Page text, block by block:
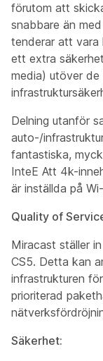
förutom att
snabbare än
tenderar att vara
ett extra
media) utöver de
Delning utanför
auto-/
fantastiska,
InteE Att 4k-
är inställda på
Quality of
Miracast ställer
CS5. Detta kan
infrastrukturen
prioriterad
Säkerhet: